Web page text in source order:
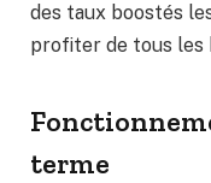
des taux boostés
profiter de tous les
terme